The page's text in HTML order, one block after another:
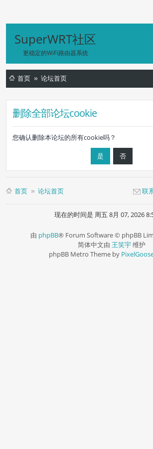
SuperWRT社区
更稳定的WiFi路由器系统
首页
论坛首页
删除全部论坛cookie
您确认删除本论坛的所有cookie吗？
首页 论坛首页 联
现在的时间是 周五 8月 07, 2026
由 phpBB® Forum Software © phpBB
简体中文由 王笑宇维护
phpBB Metro Theme by